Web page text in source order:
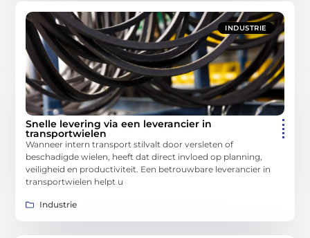
INDUSTRIE
Snelle levering via een leverancier in
transportwielen
Wanneer intern transport stilvalt door versleten of
beschadigde wielen, heeft dat direct invloed op planning,
veiligheid en productiviteit. Een betrouwbare leverancier in
transportwielen helpt u
Industrie